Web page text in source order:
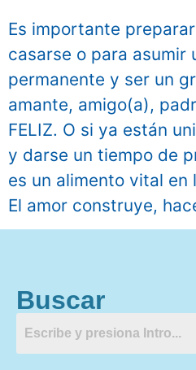
Es importante
casarse o para asumir
permanente y ser un
amante, amigo(a),
FELIZ. O si ya están
y darse un tiempo de
es un alimento vital en
El amor construye,
Buscar